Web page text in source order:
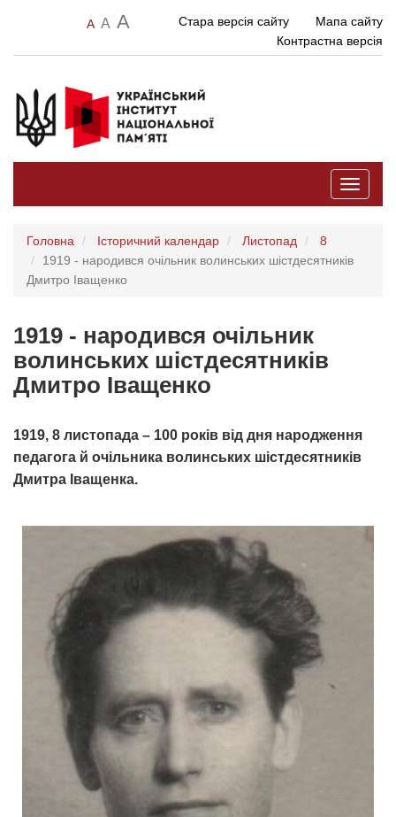
A A A Стара версія сайту
Мапа сайту
Контрастна версія
Toggle
Головна Історичний календар Листопад
8
1919 - народився очільник волинських шістдесятників
Дмитро Іващенко
1919 - народився очільник
волинських шістдесятників
Дмитро Іващенко
1919, 8 листопада – 100 років від дня народження
педагога й очільника волинських шістдесятників
Дмитра Іващенка.